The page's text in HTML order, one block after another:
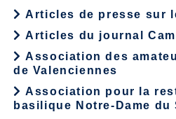
Articles de presse sur
Articles du journal
Association des
de Valenciennes
Association pour la
basilique Notre-Dame du